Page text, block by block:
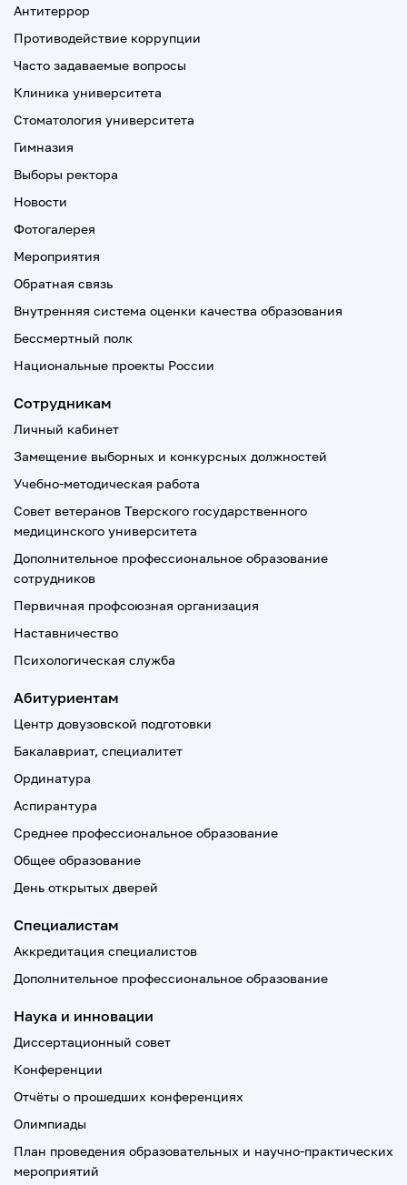
Антитеррор
Противодействие коррупции
Часто задаваемые вопросы
Клиника университета
Стоматология университета
Гимназия
Выборы ректора
Новости
Фотогалерея
Мероприятия
Обратная связь
Внутренняя система оценки качества образования
Бессмертный полк
Национальные проекты России
Сотрудникам
Личный кабинет
Замещение выборных и конкурсных должностей
Учебно-методическая работа
Совет ветеранов Тверского государственного
медицинского университета
Дополнительное профессиональное образование
сотрудников
Первичная профсоюзная организация
Наставничество
Психологическая служба
Абитуриентам
Центр довузовской подготовки
Бакалавриат, специалитет
Ординатура
Аспирантура
Среднее профессиональное образование
Общее образование
День открытых дверей
Специалистам
Аккредитация специалистов
Дополнительное профессиональное образование
Наука и инновации
Диссертационный совет
Конференции
Отчёты о прошедших конференциях
Олимпиады
План проведения образовательных и научно-практических
мероприятий